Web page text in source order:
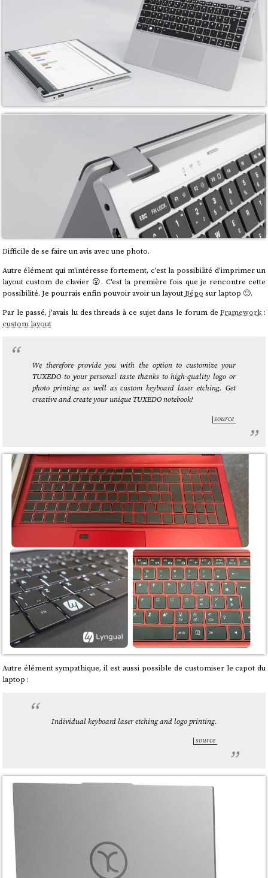
Difficile de se faire un avis avec une photo.
Autre élément qui m'intéresse fortement, c'est la possibilité d'imprimer un
layout custom de clavier 😮. C'est la première fois que je rencontre cette
possibilité. Je pourrais enfin pouvoir avoir un layoutBépo sur laptop 🙂.
Par le passé, j'avais lu des threads à ce sujet dans le forum deFramework:
custom layout
We therefore provide you with the option to customize your
TUXEDO to your personal taste thanks to high-quality logo or
photo printing as well as custom keyboard laser etching. Get
creative and create your unique TUXEDO notebook!
source
Autre élément sympathique, il est aussi possible de customiser le capot du
laptop :
Individual keyboard laser etching and logo printing.
source